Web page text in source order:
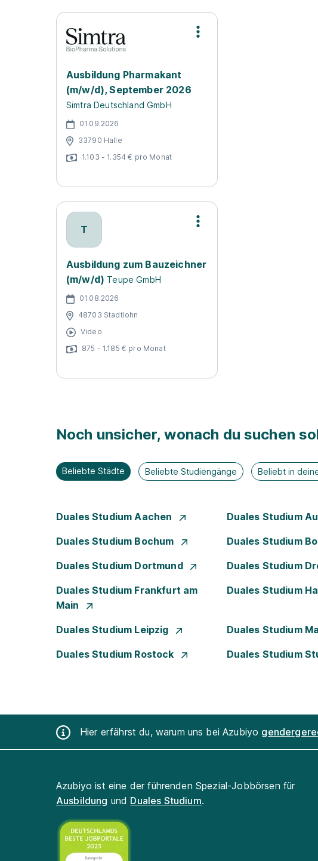
Ausbildung Pharmakant
(m/w/d), September 2026
Simtra Deutschland GmbH
01.09.2026
33790 Halle
1.103 - 1.354 € pro Monat
T
Ausbildung zum Bauzeichner
(m/w/d) Teupe GmbH
01.08.2026
48703 Stadtlohn
Video
875 - 1.185 € pro Monat
Noch unsicher, wonach du suchen
Beliebte Städte Beliebte Studiengänge Beliebt in
Duales Studium Aachen Duales Studium
Duales Studium Bochum Duales Studium
Duales Studium Dortmund Duales Studium
Duales Studium Frankfurt am
Main
Duales Studium
Duales Studium Leipzig Duales Studium
Duales Studium Rostock Duales Studium
Hier erfährst du, warum uns bei Azubiyo
Azubiyo ist eine der führenden Spezial-Jobbörsen für
Ausbildung und Duales Studium.